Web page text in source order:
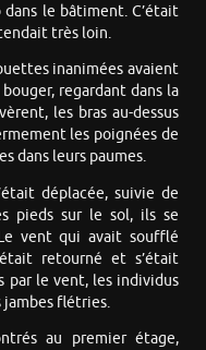
le bâtiment. C’était
très loin.
inanimées avaient
regardant dans la
les bras au-dessus
les poignées de
dans leurs paumes.
déplacée, suivie de
pieds sur le sol, ils se
vent qui avait soufflé
retourné et s’était
par le vent, les individus
flétries.
au premier étage,